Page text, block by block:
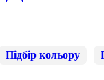
Підбір кольору